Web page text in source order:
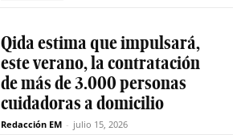
Qida estima que impulsará,
este verano, la contratación
de más de 3.000 personas
cuidadoras a domicilio
Redacción EM - julio 15, 2026